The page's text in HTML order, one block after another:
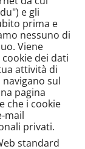
e gli
prima e
nessuno di
Viene
dei dati
attività di
sul
pagina
che i cookie
mail
privati.
standard